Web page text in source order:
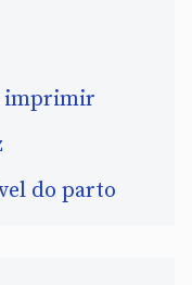
imprimir
do parto